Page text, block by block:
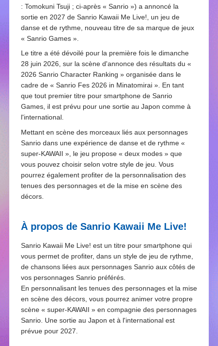
: Tomokuni Tsuji ; ci-après « Sanrio ») a annoncé la
sortie en 2027 de Sanrio Kawaii Me Live!, un jeu de
danse et de rythme, nouveau titre de sa marque de jeux
« Sanrio Games ».
Le titre a été dévoilé pour la première fois le dimanche
28 juin 2026, sur la scène d'annonce des résultats du «
2026 Sanrio Character Ranking » organisée dans le
cadre de « Sanrio Fes 2026 in Minatomirai ». En tant
que tout premier titre pour smartphone de Sanrio
Games, il est prévu pour une sortie au Japon comme à
l'international.
Mettant en scène des morceaux liés aux personnages
Sanrio dans une expérience de danse et de rythme «
super-KAWAII », le jeu propose « deux modes » que
vous pouvez choisir selon votre style de jeu. Vous
pourrez également profiter de la personnalisation des
tenues des personnages et de la mise en scène des
décors.
À propos de Sanrio Kawaii Me Live!
Sanrio Kawaii Me Live! est un titre pour smartphone qui
vous permet de profiter, dans un style de jeu de rythme,
de chansons liées aux personnages Sanrio aux côtés de
vos personnages Sanrio préférés.
En personnalisant les tenues des personnages et la mise
en scène des décors, vous pourrez animer votre propre
scène « super-KAWAII » en compagnie des personnages
Sanrio. Une sortie au Japon et à l'international est
prévue pour 2027.